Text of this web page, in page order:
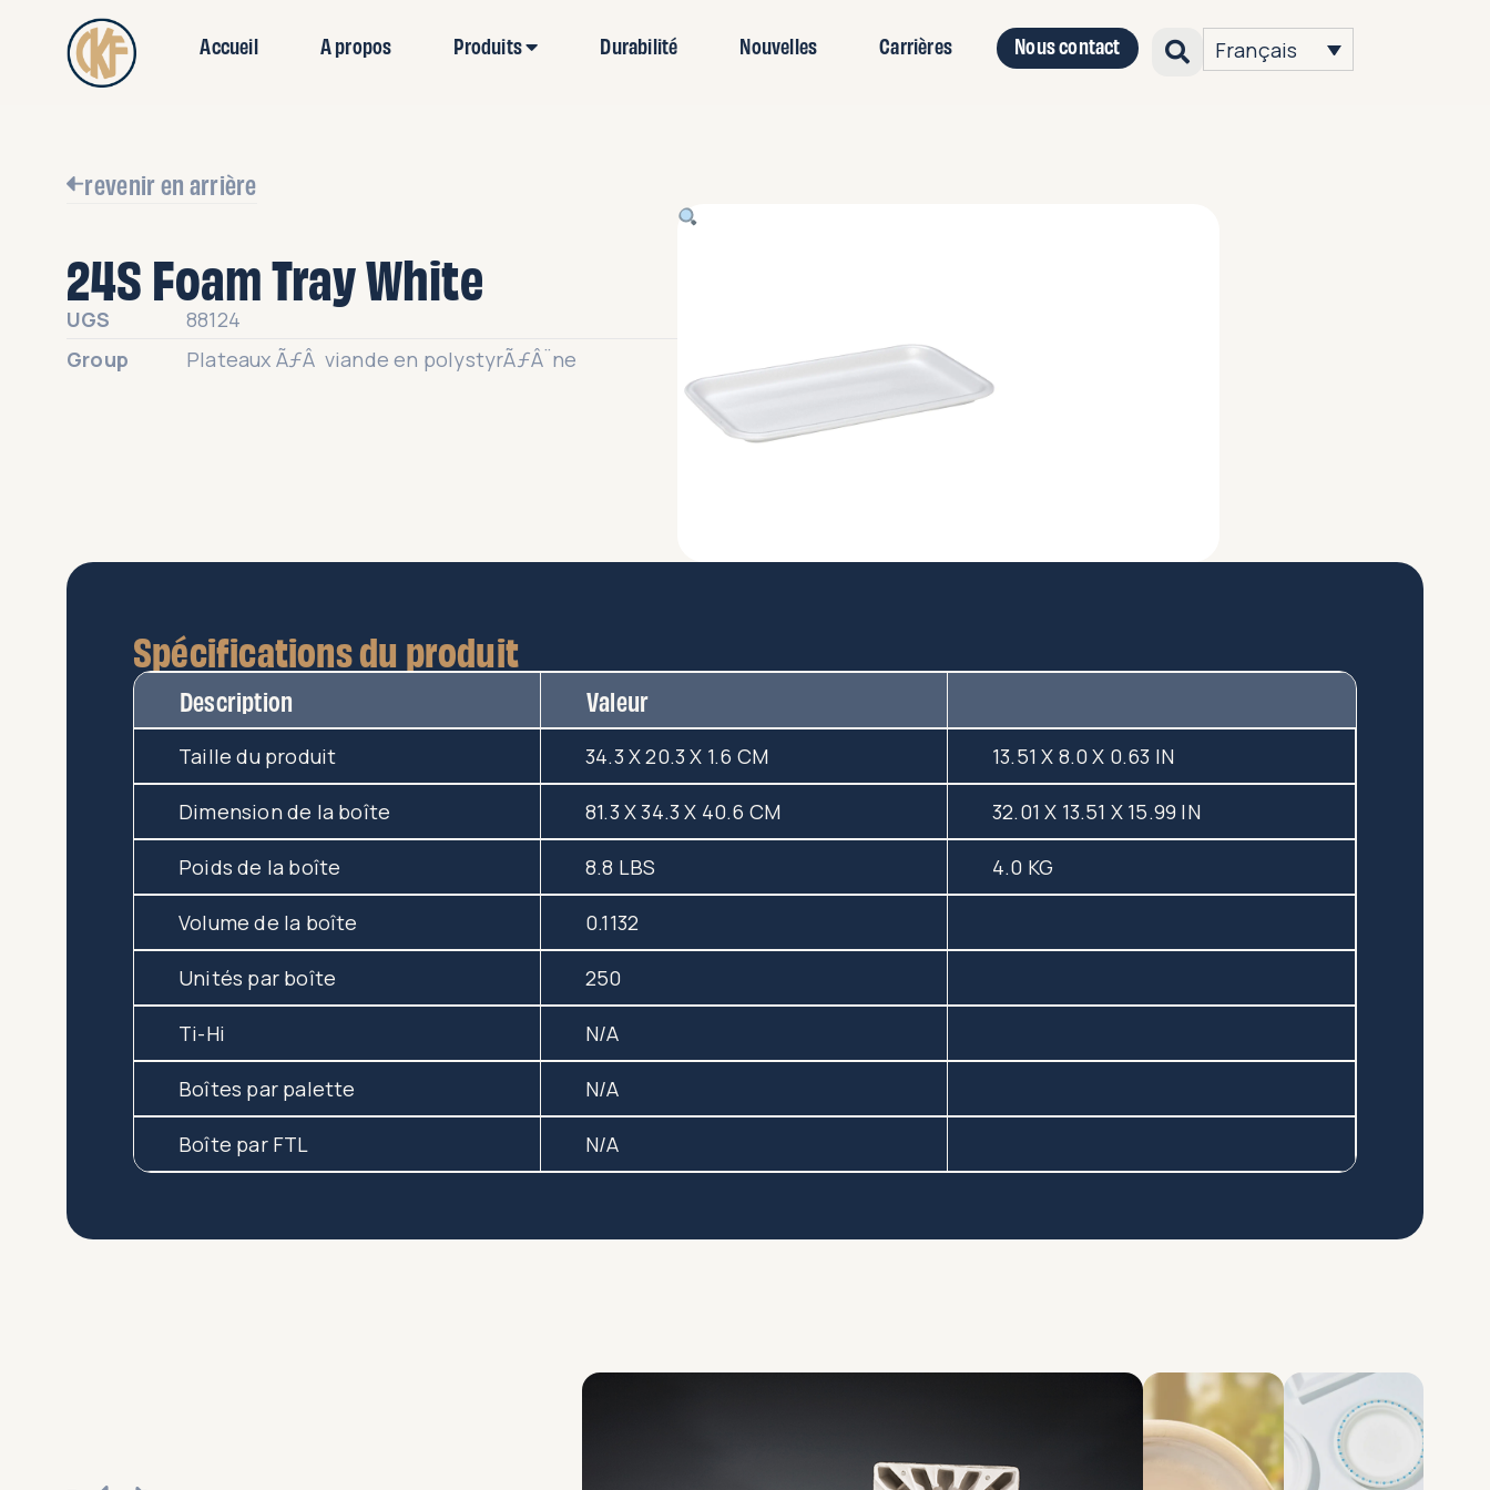
Accueil A propos Produits Durabilité Nouvelles Carrières Nous contact Français
revenir en arrière
24S Foam Tray White
UGS
88124
Group
Plateaux ÃƒÂ viande en polystyrÃƒÂ¨ne
Spécifications du produit
Description Valeur
Taille du produit 34.3 X 20.3 X 1.6 CM 13.51 X 8.0 X 0.63 IN
Dimension de la boîte 81.3 X 34.3 X 40.6 CM 32.01 X 13.51 X 15.99 IN
Poids de la boîte 8.8 LBS 4.0 KG
Volume de la boîte 0.1132
Unités par boîte 250
Ti-Hi N/A
Boîtes par palette N/A
Boîte par FTL N/A